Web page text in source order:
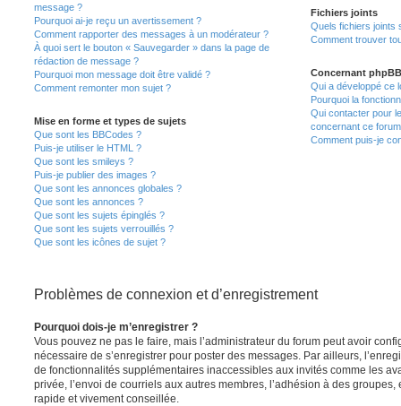
message ?
Pourquoi ai-je reçu un avertissement ?
Comment rapporter des messages à un modérateur ?
À quoi sert le bouton « Sauvegarder » dans la page de
rédaction de message ?
Pourquoi mon message doit être validé ?
Comment remonter mon sujet ?
Mise en forme et types de sujets
Que sont les BBCodes ?
Puis-je utiliser le HTML ?
Que sont les smileys ?
Puis-je publier des images ?
Que sont les annonces globales ?
Que sont les annonces ?
Que sont les sujets épinglés ?
Que sont les sujets verrouillés ?
Que sont les icônes de sujet ?
Fichiers joints
Quels fichiers joints
Comment trouver
Concernant phpBB
Qui a développé ce
Pourquoi la
Qui contacter pour
concernant ce
Comment puis-je
Problèmes de connexion et d’enregistrement
Pourquoi dois-je m’enregistrer ?
Vous pouvez ne pas le faire, mais l’administrateur du forum peut avoir
nécessaire de s’enregistrer pour poster des messages. Par ailleurs,
de fonctionnalités supplémentaires inaccessibles aux invités comme les
privée, l’envoi de courriels aux autres membres, l’adhésion à des groupes,
rapide et vivement conseillée.